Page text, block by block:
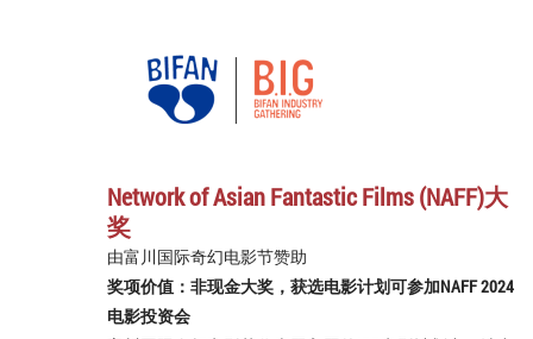
Network of Asian Fantastic Films (NAFF)大
奖
由富川国际奇幻电影节赞助
奖项价值：非现金大奖，获选电影计划可参加NAFF 2024
电影投资会